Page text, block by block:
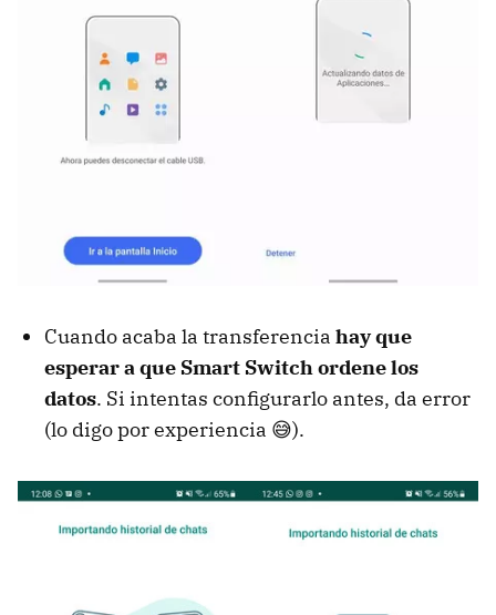
Cuando acaba la transferencia hay que
esperar a que Smart Switch ordene los
datos. Si intentas configurarlo antes, da error
(lo digo por experiencia 😅).